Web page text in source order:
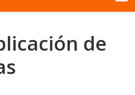
de